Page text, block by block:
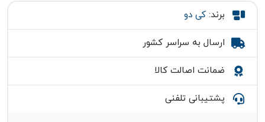
برند: کی دو
ارسال به سراسر کشور
ضمانت اصالت کالا
پشتیبانی تلفنی